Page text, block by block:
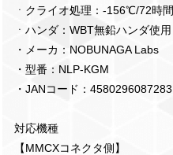
ㆍクライオ処理：-156℃/72時間
ㆍハンダ：WBT無鉛ハンダ使用
・メーカ：NOBUNAGA Labs
・型番：NLP-KGM
・JANコード：4580296087283
対応機種
【MMCXコネクタ側】